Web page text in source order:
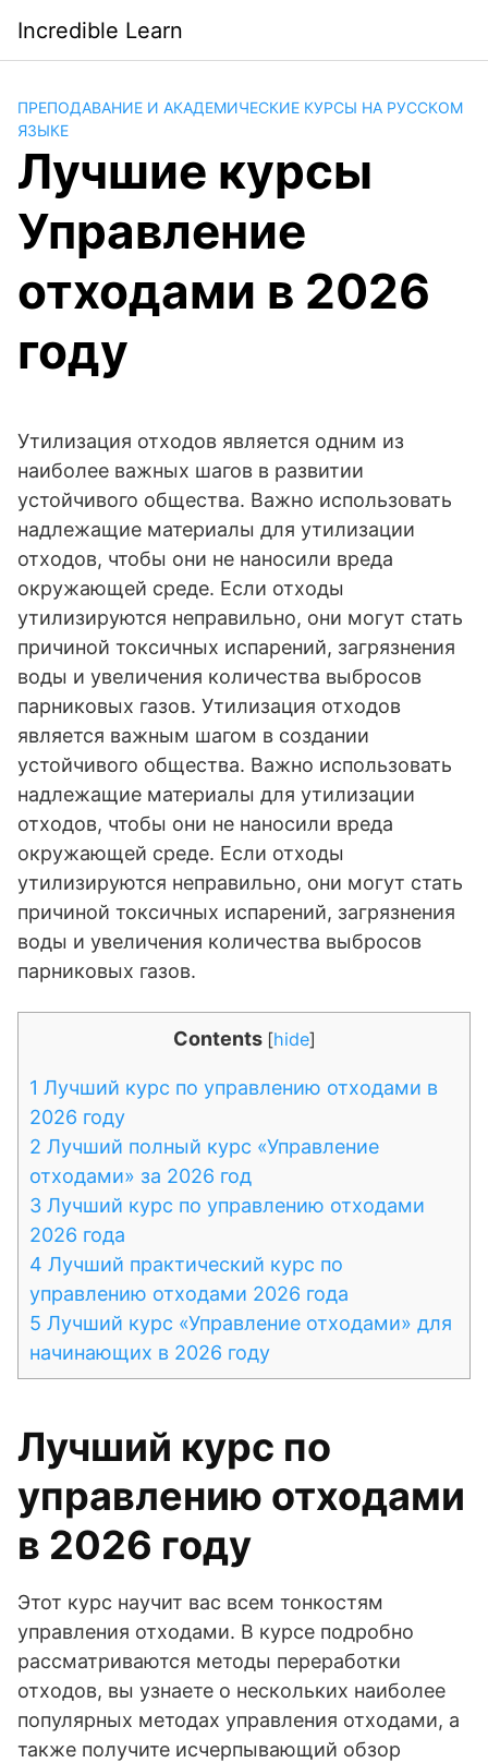
contenido
Incredible Learn
ПРЕПОДАВАНИЕ И АКАДЕМИЧЕСКИЕ КУРСЫ НА РУССКОМ
ЯЗЫКЕ
Лучшие курсы
Управление
отходами в 2026
году
Утилизация отходов является одним из
наиболее важных шагов в развитии
устойчивого общества. Важно использовать
надлежащие материалы для утилизации
отходов, чтобы они не наносили вреда
окружающей среде. Если отходы
утилизируются неправильно, они могут стать
причиной токсичных испарений, загрязнения
воды и увеличения количества выбросов
парниковых газов. Утилизация отходов
является важным шагом в создании
устойчивого общества. Важно использовать
надлежащие материалы для утилизации
отходов, чтобы они не наносили вреда
окружающей среде. Если отходы
утилизируются неправильно, они могут стать
причиной токсичных испарений, загрязнения
воды и увеличения количества выбросов
парниковых газов.
Contents [hide]
1 Лучший курс по управлению отходами в
2026 году
2 Лучший полный курс «Управление
отходами» за 2026 год
3 Лучший курс по управлению отходами
2026 года
4 Лучший практический курс по
управлению отходами 2026 года
5 Лучший курс «Управление отходами» для
начинающих в 2026 году
Лучший курс по
управлению отходами
в 2026 году
Этот курс научит вас всем тонкостям
управления отходами. В курсе подробно
рассматриваются методы переработки
отходов, вы узнаете о нескольких наиболее
популярных методах управления отходами, а
также получите исчерпывающий обзор